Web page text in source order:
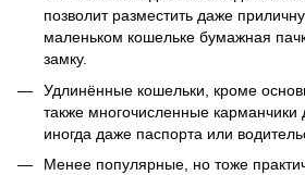
позволит разместить даже
маленьком кошельке бумажная
замку.
Удлинённые кошельки, кроме
также многочисленные карманчики
иногда даже паспорта или
Менее популярные, но тоже